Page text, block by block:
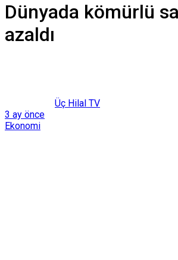
Dünyada kömürlü
azaldı
Üç Hilal TV
3 ay önce
Ekonomi